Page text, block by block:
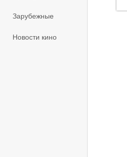
Зарубежные
Новости кино